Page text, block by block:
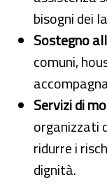
bisogni dei
Sostegno
comuni,
Servizi di
organizzati
ridurre i
dignità.